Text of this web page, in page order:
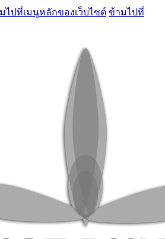
ไปที่เมนูหลักของเว็บไซต์ ข้ามไปที่